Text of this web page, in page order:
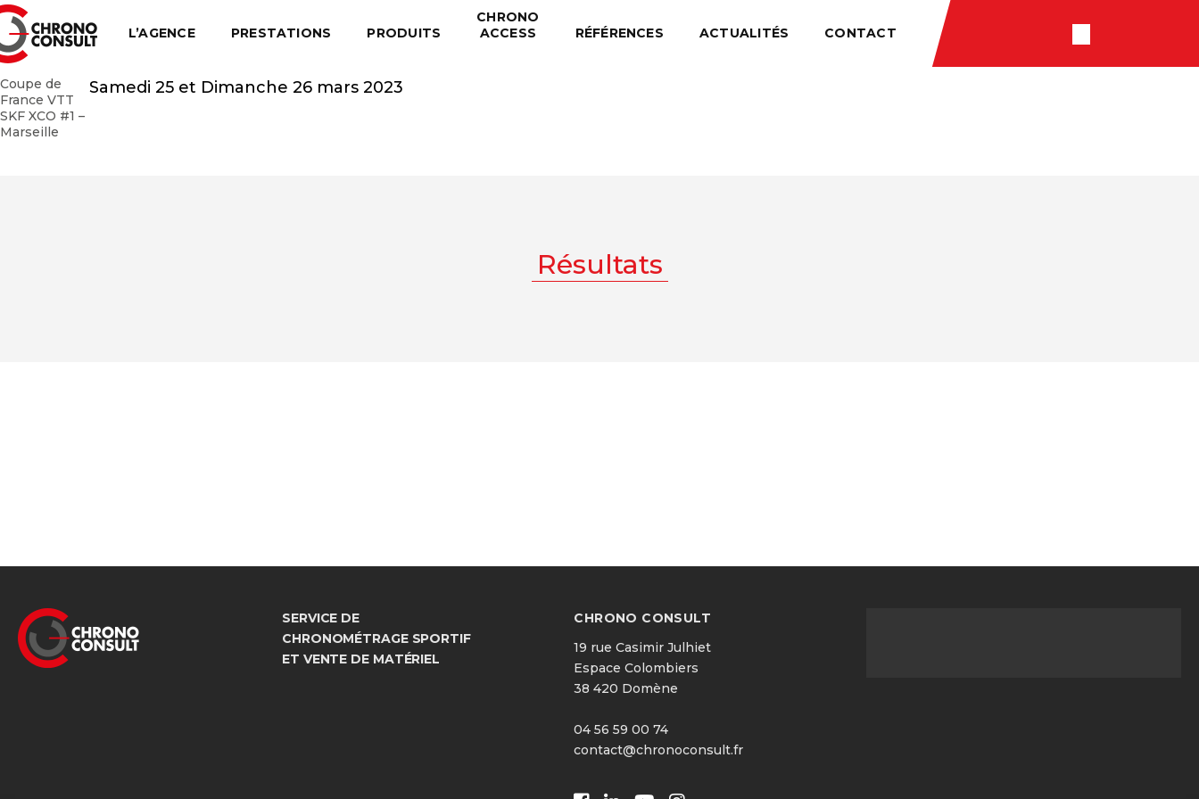
L’AGENCE PRESTATIONS PRODUITS
CHRONO
ACCESS
RÉFÉRENCES ACTUALITÉS CONTACT
Coupe de
France VTT
SKF XCO #1 –
Marseille
Samedi 25 et Dimanche 26 mars 2023
Résultats
SERVICE DE
CHRONOMÉTRAGE SPORTIF
ET VENTE DE MATÉRIEL
CHRONO CONSULT
19 rue Casimir Julhiet
Espace Colombiers
38 420 Domène
04 56 59 00 74
contact@chronoconsult.fr